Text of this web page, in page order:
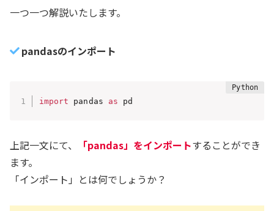
一つ一つ解説いたします。
pandasのインポート
import pandas as pd
上記一文にて、 「pandas」をインポートすることができ
ます。
「インポート」とは何でしょうか？